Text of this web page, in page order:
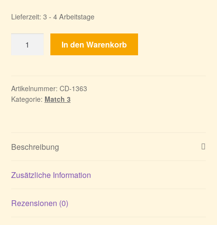
Lieferzeit: 3 - 4 Arbeitstage
In den Warenkorb
Artikelnummer: CD-1363
Kategorie: Match 3
Beschreibung
Zusätzliche Information
Rezensionen (0)